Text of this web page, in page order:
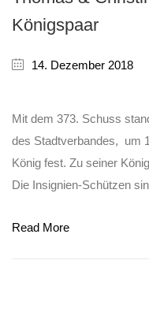
Königspaar
14. Dezember 2018
Mit dem 373. Schuss
des Stadtverbandes, um
König fest. Zu seiner
Die Insignien-Schützen
Read More